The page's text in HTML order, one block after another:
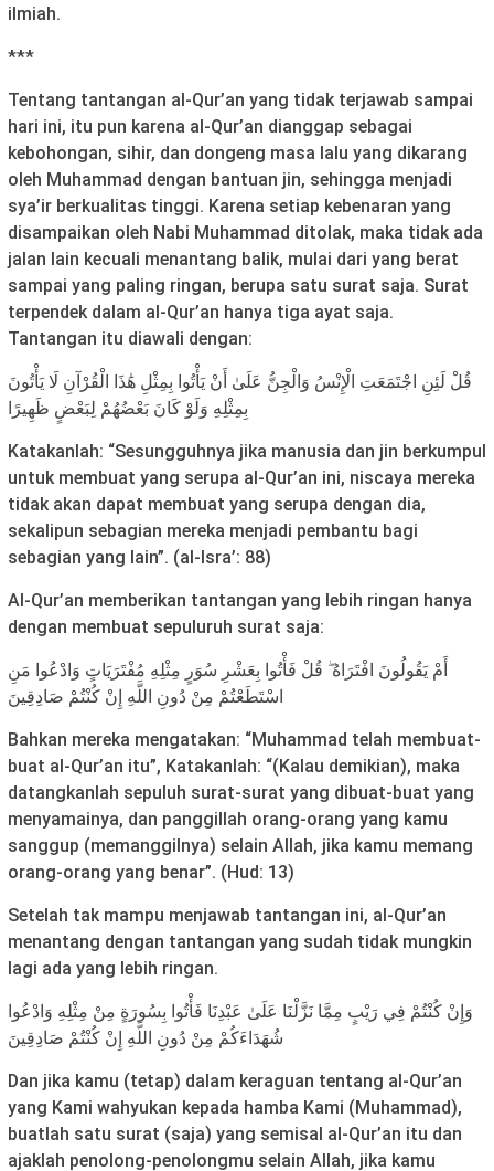
ilmiah.
***
Tentang tantangan al-Qur’an yang tidak terjawab sampai
hari ini, itu pun karena al-Qur’an dianggap sebagai
kebohongan, sihir, dan dongeng masa lalu yang dikarang
oleh Muhammad dengan bantuan jin, sehingga menjadi
sya’ir berkualitas tinggi. Karena setiap kebenaran yang
disampaikan oleh Nabi Muhammad ditolak, maka tidak ada
jalan lain kecuali menantang balik, mulai dari yang berat
sampai yang paling ringan, berupa satu surat saja. Surat
terpendek dalam al-Qur’an hanya tiga ayat saja.
Tantangan itu diawali dengan:
قُلْ لَئِنِ اجْتَمَعَتِ الْإِنْسُ وَالْجِنُّ عَلَىٰ أَنْ يَأْتُوا بِمِثْلِ هَٰذَا الْقُرْآنِ لَا يَأْتُونَ
بِمِثْلِهِ وَلَوْ كَانَ بَعْضُهُمْ لِبَعْضٍ ظَهِيرًا
Katakanlah: “Sesungguhnya jika manusia dan jin berkumpul
untuk membuat yang serupa al-Qur’an ini, niscaya mereka
tidak akan dapat membuat yang serupa dengan dia,
sekalipun sebagian mereka menjadi pembantu bagi
sebagian yang lain”. (al-Isra’: 88)
Al-Qur’an memberikan tantangan yang lebih ringan hanya
dengan membuat sepuluruh surat saja:
أَمْ يَقُولُونَ افْتَرَاهُ ۖ قُلْ فَأْتُوا بِعَشْرِ سُوَرٍ مِثْلِهِ مُفْتَرَيَاتٍ وَادْعُوا مَنِ
اسْتَطَعْتُمْ مِنْ دُونِ اللَّهِ إِنْ كُنْتُمْ صَادِقِينَ
Bahkan mereka mengatakan: “Muhammad telah membuat-
buat al-Qur’an itu”, Katakanlah: “(Kalau demikian), maka
datangkanlah sepuluh surat-surat yang dibuat-buat yang
menyamainya, dan panggillah orang-orang yang kamu
sanggup (memanggilnya) selain Allah, jika kamu memang
orang-orang yang benar”. (Hud: 13)
Setelah tak mampu menjawab tantangan ini, al-Qur’an
menantang dengan tantangan yang sudah tidak mungkin
lagi ada yang lebih ringan.
وَإِنْ كُنْتُمْ فِي رَيْبٍ مِمَّا نَزَّلْنَا عَلَىٰ عَبْدِنَا فَأْتُوا بِسُورَةٍ مِنْ مِثْلِهِ وَادْعُوا
شُهَدَاءَكُمْ مِنْ دُونِ اللَّهِ إِنْ كُنْتُمْ صَادِقِينَ
Dan jika kamu (tetap) dalam keraguan tentang al-Qur’an
yang Kami wahyukan kepada hamba Kami (Muhammad),
buatlah satu surat (saja) yang semisal al-Qur’an itu dan
ajaklah penolong-penolongmu selain Allah, jika kamu